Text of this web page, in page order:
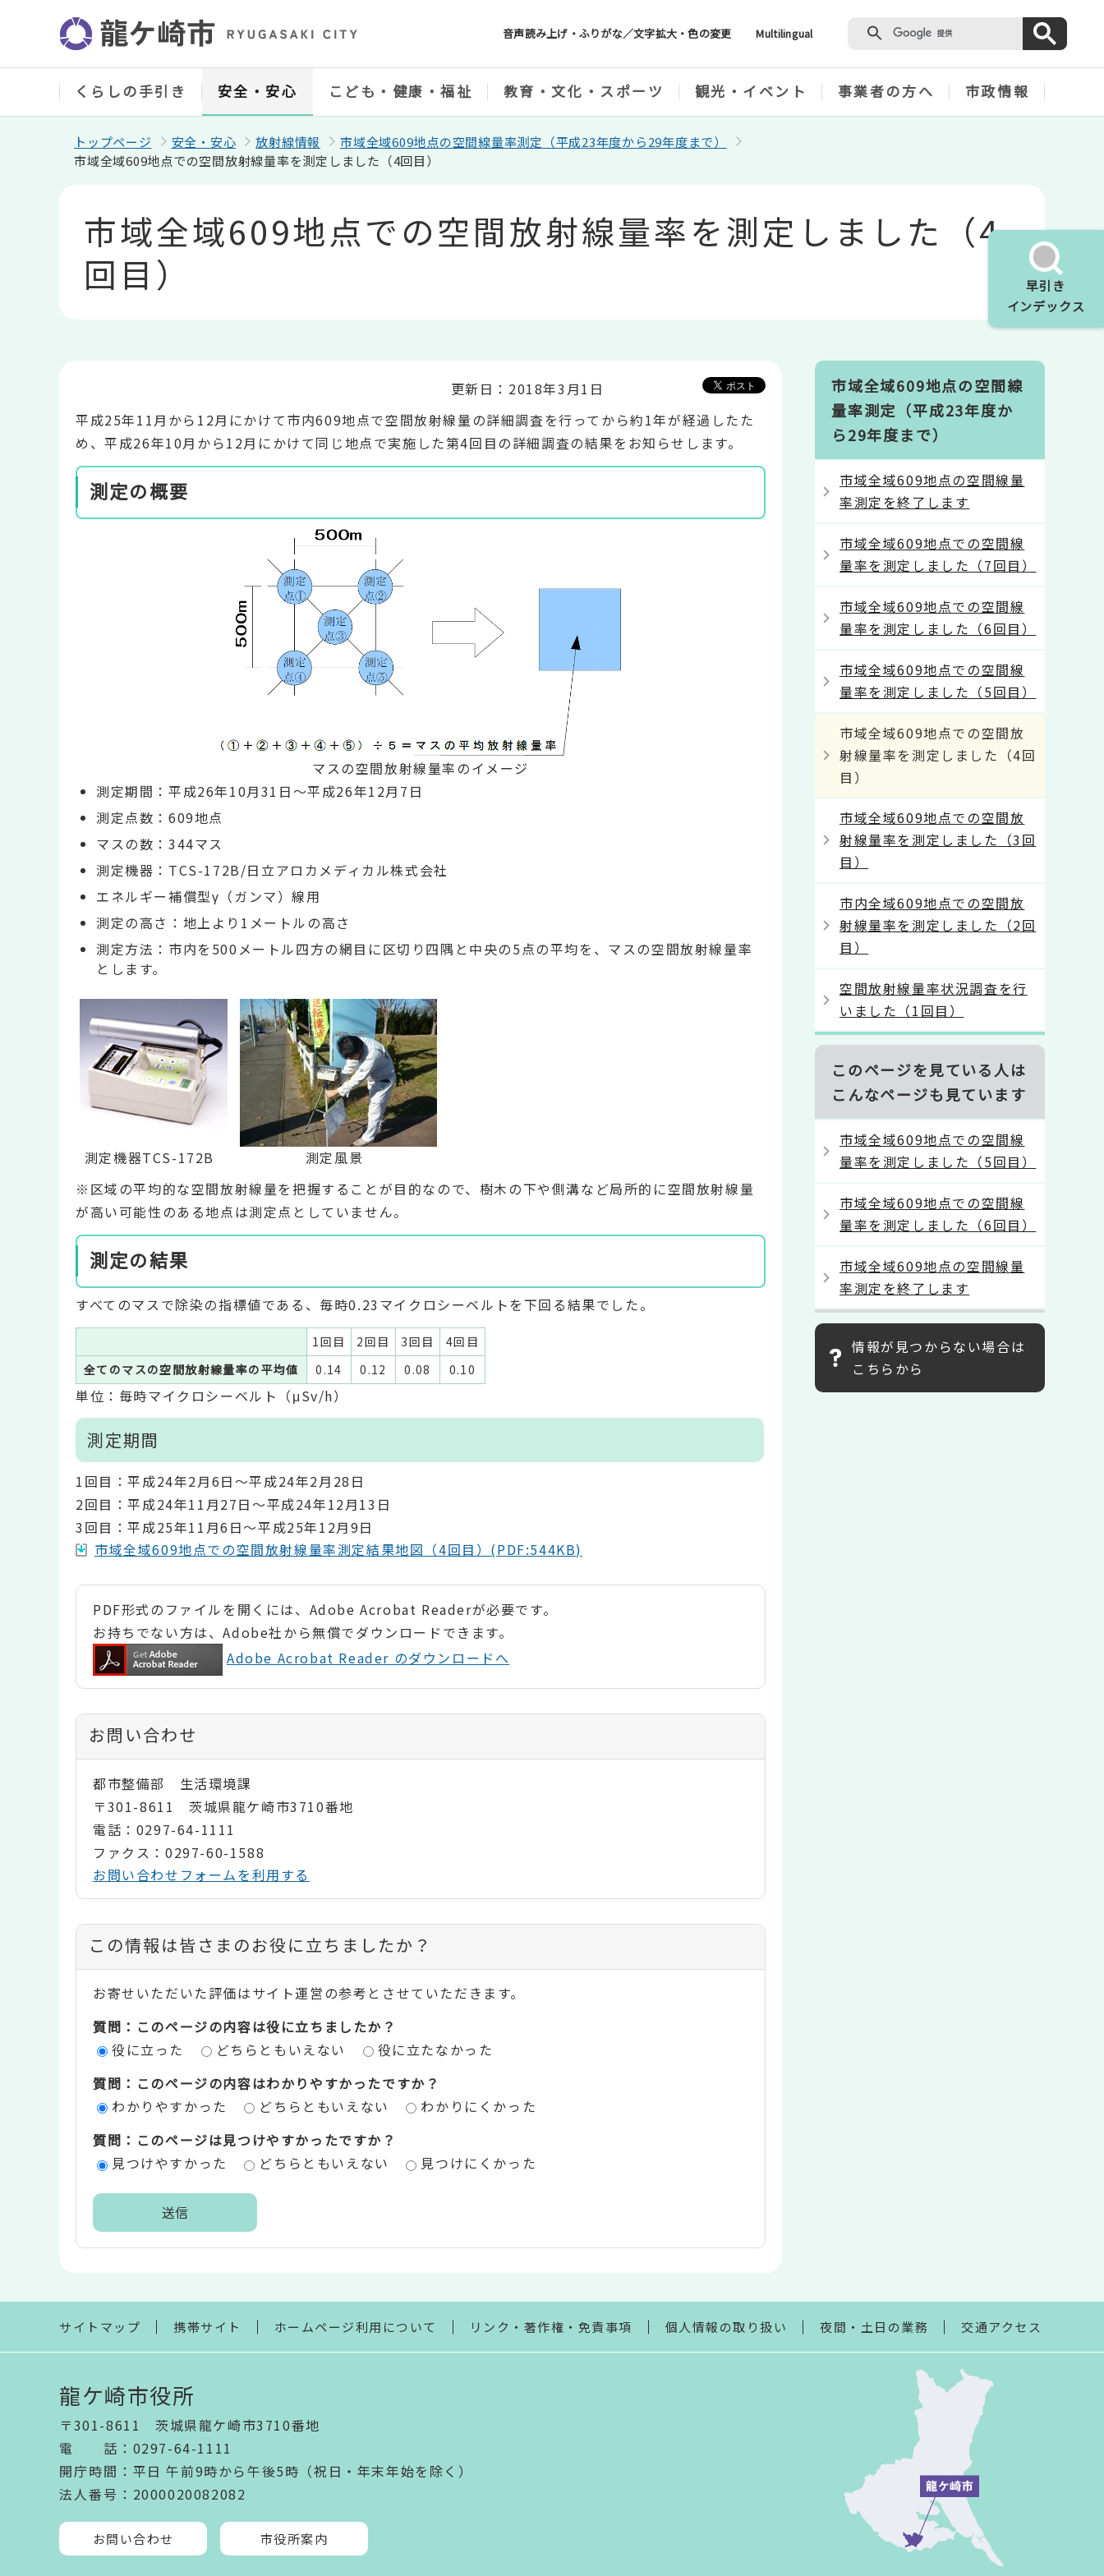
ジ
音声読み上げ・ふりがな／文字拡大・色の変更 Multilingual
早引き
インデックス
くらしの手引き 安全・安心 こども・健康・福祉 教育・文化・スポーツ 観光・イベント 事業者の方へ 市政情報
トップページ 安全・安心 放射線情報
市域全域609地点の空間線量率測定（平成23年度から29年度まで）
市域全域609地点での空間放射線量率を測定しました（4回目）
市域全域609地点での空間放射線量率を測定しました（4
回目）
更新日：2018年3月1日
平成25年11月から12月にかけて市内609地点で空間放射線量の詳細調査を行ってから約1年が経過したた
め、平成26年10月から12月にかけて同じ地点で実施した第4回目の詳細調査の結果をお知らせします。
測定の概要
マスの空間放射線量率のイメージ
測定期間：平成26年10月31日～平成26年12月7日
測定点数：609地点
マスの数：344マス
測定機器：TCS-172B/日立アロカメディカル株式会社
エネルギー補償型γ（ガンマ）線用
測定の高さ：地上より1メートルの高さ
測定方法：市内を500メートル四方の網目に区切り四隅と中央の5点の平均を、マスの空間放射線量率
とします。
測定機器TCS-172B
測定風景
※区域の平均的な空間放射線量を把握することが目的なので、樹木の下や側溝など局所的に空間放射線量
が高い可能性のある地点は測定点としていません。
測定の結果
すべてのマスで除染の指標値である、毎時0.23マイクロシーベルトを下回る結果でした。
1回目 2回目 3回目
4回目
全てのマスの空間放射線量率の平均値
0.14 0.12 0.08 0.10
単位：毎時マイクロシーベルト（μSv/h）
測定期間
1回目：平成24年2月6日～平成24年2月28日
2回目：平成24年11月27日～平成24年12月13日
3回目：平成25年11月6日～平成25年12月9日
市域全域609地点での空間放射線量率測定結果地図（4回目）(PDF:544KB)
PDF形式のファイルを開くには、Adobe Acrobat Readerが必要です。
お持ちでない方は、Adobe社から無償でダウンロードできます。
Adobe Acrobat Reader のダウンロードへ
お問い合わせ
都市整備部 生活環境課
〒301-8611 茨城県龍ケ崎市3710番地
電話：0297-64-1111
ファクス：0297-60-1588
お問い合わせフォームを利用する
コ
ン
テ
ン
評
エ
この情報は皆さまのお役に立ちましたか？
お寄せいただいた評価はサイト運営の参考とさせていただきます。
質問：このページの内容は役に立ちましたか？
役に立った
どちらともいえない
役に立たなかった
質問：このページの内容はわかりやすかったですか？
わかりやすかった
どちらともいえない
わかりにくかった
質問：このページは見つけやすかったですか？
見つけやすかった
どちらともいえない 見つけにくかった
ま
市域全域609地点の空間線
量率測定（平成23年度か
ら29年度まで）
市域全域609地点の空間線量
率測定を終了します
市域全域609地点での空間線
量率を測定しました（7回目）
市域全域609地点での空間線
量率を測定しました（6回目）
市域全域609地点での空間線
量率を測定しました（5回目）
市域全域609地点での空間放
射線量率を測定しました（4回
目）
市域全域609地点での空間放
射線量率を測定しました（3回
目）
市内全域609地点での空間放
射線量率を測定しました（2回
目）
空間放射線量率状況調査を行
いました（1回目）
このページを見ている人は
こんなページも見ています
市域全域609地点での空間線
量率を測定しました（5回目）
市域全域609地点での空間線
量率を測定しました（6回目）
市域全域609地点の空間線量
率測定を終了します
情報が見つからない場合は
こちらから
サイトマップ 携帯サイト ホームページ利用について リンク・著作権・免責事項 個人情報の取り扱い 夜間・土日の業務 交通アクセス
龍ケ崎市役所
〒301-8611 茨城県龍ケ崎市3710番地
電話 ： 0297-64-1111
開庁時間 ： 平日 午前9時から午後5時（祝日・年末年始を除く）
法人番号 ：2000020082082
お問い合わせ 市役所案内